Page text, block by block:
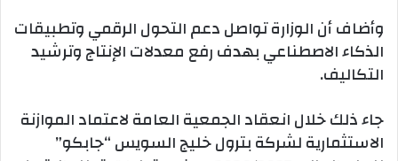
وأضاف أن الوزارة تواصل دعم التحول الرقمي وتطبيقات
الذكاء الاصطناعي بهدف رفع معدلات الإنتاج وترشيد
التكاليف.
جاء ذلك خلال انعقاد الجمعية العامة لاعتماد الموازنة
الاستثمارية لشركة بترول خليج السويس “جابكو”